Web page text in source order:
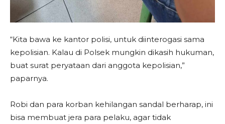
“Kita bawa ke kantor polisi, untuk diinterogasi sama
kepolisian. Kalau di Polsek mungkin dikasih hukuman,
buat surat peryataan dari anggota kepolisian,”
paparnya.
Robi dan para korban kehilangan sandal berharap, ini
bisa membuat jera para pelaku, agar tidak